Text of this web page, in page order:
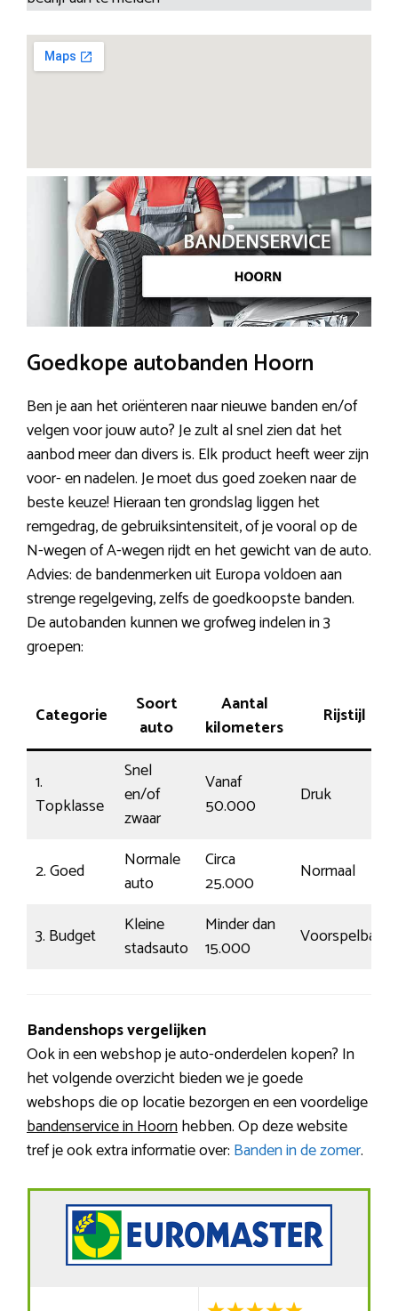
Goedkope autobanden Hoorn
Ben je aan het oriënteren naar nieuwe banden en/of
velgen voor jouw auto? Je zult al snel zien dat het
aanbod meer dan divers is. Elk product heeft weer zijn
voor- en nadelen. Je moet dus goed zoeken naar de
beste keuze! Hieraan ten grondslag liggen het
remgedrag, de gebruiksintensiteit, of je vooral op de
N-wegen of A-wegen rijdt en het gewicht van de auto.
Advies: de bandenmerken uit Europa voldoen aan
strenge regelgeving, zelfs de goedkoopste banden.
De autobanden kunnen we grofweg indelen in 3
groepen:
Categorie
Soort
auto
Aantal
kilometers
Rijstijl
1.
Topklasse
Snel
en/of
zwaar
Vanaf
50.000
Druk
2. Goed
Normale
auto
Circa
25.000
Normaal
3. Budget
Kleine
stadsauto
Minder dan
15.000
Voorspelbaar
Bandenshops vergelijken
Ook in een webshop je auto-onderdelen kopen? In
het volgende overzicht bieden we je goede
webshops die op locatie bezorgen en een voordelige
bandenservice in Hoornhebben. Op deze website
tref je ook extra informatie over: Banden in de zomer.